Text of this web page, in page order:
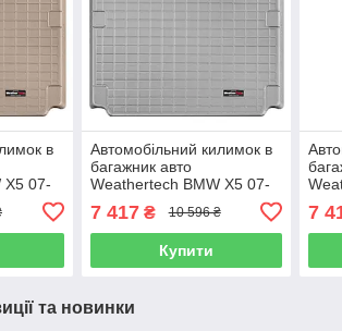
в
X5 07-
рядом
Автомобільний килимок в
багажник авто
Weathertech BMW X5 07-
18 сірий за 2м рядом БМВ
Х5
7 417₴ 10 596 ₴
Купити
Х4
7
та новинки